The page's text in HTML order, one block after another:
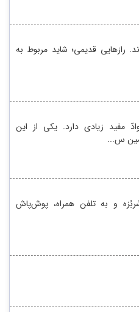
رازهایی قدیمی؛ شاید مربوط به
مفید زیادی دارد. یکی از این
س...
و به تلفن همراه، پوش‌پاش